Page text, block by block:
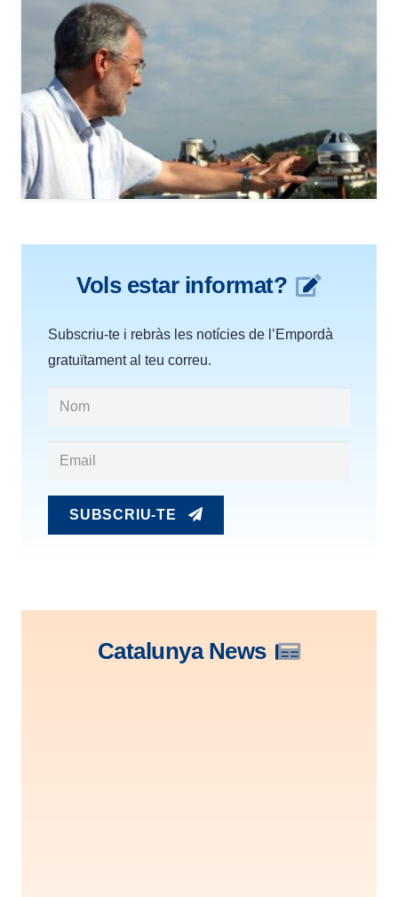
Vols estar informat?
Subscriu-te i rebràs les notícies de l’Empordà
gratuïtament al teu correu.
SUBSCRIU-TE
Catalunya News